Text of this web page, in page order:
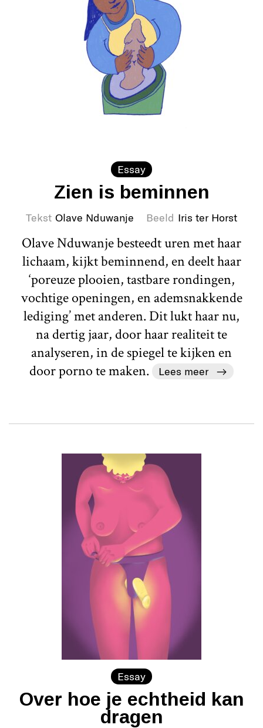
Essay
Zien is beminnen
Tekst Olave Nduwanje Beeld Iris ter Horst
Olave Nduwanje besteedt uren met haar
lichaam, kijkt beminnend, en deelt haar
‘poreuze plooien, tastbare rondingen,
vochtige openingen, en ademsnakkende
lediging’ met anderen. Dit lukt haar nu,
na dertig jaar, door haar realiteit te
analyseren, in de spiegel te kijken en
door porno te maken.
Lees meer
Essay
Over hoe je echtheid kan
dragen